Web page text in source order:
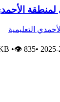
لمنطقة
التعليمية
•
•👁 835